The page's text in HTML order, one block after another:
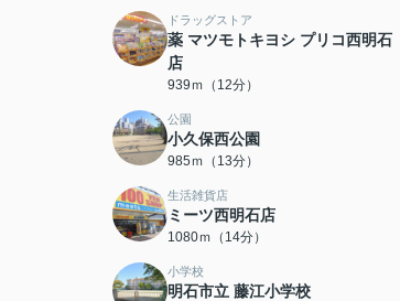
ドラッグストア
薬 マツモトキヨシ プリコ西明石
店
939ｍ（12分）
公園
小久保西公園
985ｍ（13分）
生活雑貨店
ミーツ西明石店
1080ｍ（14分）
小学校
明石市立 藤江小学校